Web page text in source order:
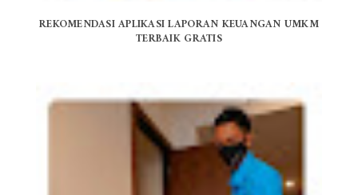
REKOMENDASI APLIKASI LAPORAN KEUANGAN UMKM
TERBAIK GRATIS